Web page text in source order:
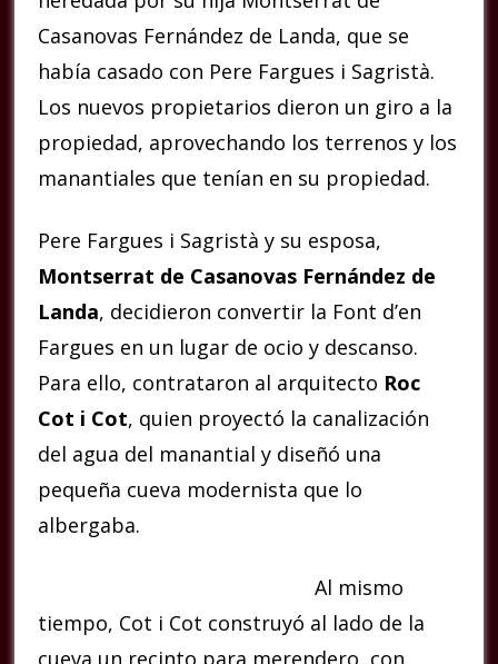
Casanovas Fernández de Landa, que se
había casado con Pere Fargues i Sagristà.
Los nuevos propietarios dieron un giro a la
propiedad, aprovechando los terrenos y los
manantiales que tenían en su propiedad.
Pere Fargues i Sagristà y su esposa,
Montserrat de Casanovas Fernández de
Landa, decidieron convertir la Font d’en
Fargues en un lugar de ocio y descanso.
Para ello, contrataron al arquitecto Roc
Cot i Cot, quien proyectó la canalización
del agua del manantial y diseñó una
pequeña cueva modernista que lo
albergaba.
Al mismo
tiempo, Cot i Cot construyó al lado de la
cueva un recinto para merendero, con